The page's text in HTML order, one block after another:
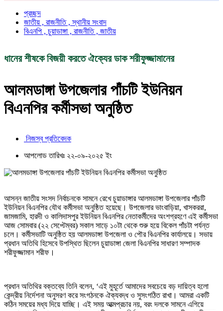
প্রচ্ছদ
জাতীয় , রাজনীতি , স্থানীয় সংবাদ
বিএনপি , চুয়াডাঙ্গা , রাজনীতি , জাতীয়
ধানের শীষকে বিজয়ী করতে ঐক্যের ডাক শরীফুজ্জামানের
আলমডাঙ্গা উপজেলার পাঁচটি ইউনিয়ন
বিএনপির কর্মীসভা অনুষ্ঠিত
নিজস্ব প্রতিবেদক
আপলোড তারিখঃ ২২-০৯-২০২৫ ইং
আসন্ন জাতীয় সংসদ নির্বাচনকে সামনে রেখে চুয়াডাঙ্গার আলমডাঙ্গা উপজেলার পাঁচটি
ইউনিয়ন বিএনপির যৌথ কর্মীসভা অনুষ্ঠিত হয়েছে। উপজেলার ভাংবাড়িয়া, খাসকররা,
জামজামি, হারদী ও কালিদাসপুর ইউনিয়ন বিএনপির নেতাকর্মীদের অংশগ্রহণে এই কর্মীসভা
আজ সোমবার (২২ সেপ্টেম্বর) সকাল সাড়ে ১০টা থেকে শুরু হয়ে বিকেল পাঁচটা পর্যন্ত
চলে। কর্মীসভাটি অনুষ্ঠিত হয় আলমডাঙ্গা উপজেলা ও পৌর বিএনপির কার্যালয়ে। সভায়
প্রধান অতিথি হিসেবে উপস্থিত ছিলেন চুয়াডাঙ্গা জেলা বিএনপির সাধারণ সম্পাদক
শরীফুজ্জামান শরীফ।
প্রধান অতিথির বক্তব্যে তিনি বলেন, ‘এই মুহূর্তে আমাদের সবচেয়ে বড় দায়িত্ব হলো
কেন্দ্রীয় নির্দেশনা অনুসরণ করে সংগঠনকে ঐক্যবদ্ধ ও সুসংগঠিত রাখা। আমরা একটি
কঠিন সময়ের মধ্য দিয়ে যাচ্ছি। এই সময় আত্মপ্রচার নয়, বরং দলকে সামনে এগিয়ে